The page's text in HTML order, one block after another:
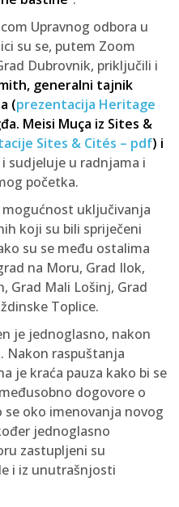
Upravnog odbora u
su se, putem Zoom
Dubrovnik, priključili i
generalni tajnik
(prezentacija Heritage
Meisi Muça iz Sites &
Sites & Cités – pdf) i
sudjeluje u radnjama i
početka.
mogućnost uključivanja
koji su bili spriječeni
su se među ostalima
na Moru, Grad Ilok,
Grad Mali Lošinj, Grad
Toplice.
je jednoglasno, nakon
Nakon raspuštanja
je kraća pauza kako bi se
dogovore o
se oko imenovanja novog
jednoglasno
zastupljeni su
i iz unutrašnjosti